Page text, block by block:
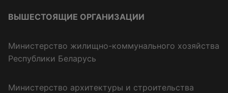
ВЫШЕСТОЯЩИЕ ОРГАНИЗАЦИИ
Министерство жилищно-коммунального хозяйства
Республики Беларусь
Министерство архитектуры и строительства